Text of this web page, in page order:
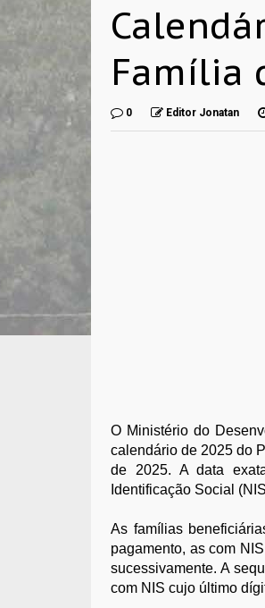
Família
0 Editor Jonatan
O Ministério do
calendário de 2025 do
de 2025. A data
Identificação Social
As famílias
pagamento, as com
sucessivamente. A
com NIS cujo último